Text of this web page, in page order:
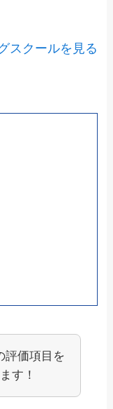
スクールを見る
評価項目を
す！